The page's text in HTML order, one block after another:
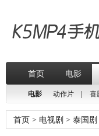
首页 电影
电影 动作片 | 喜
首页 > 电视剧 > 泰国剧